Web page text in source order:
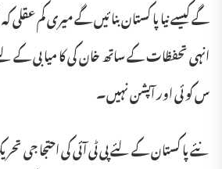
گے کیسے نیا پا کستان بنا ئیں گے میری کم عقلی
انہی تحفظات کے ساتھ خان کی کا میا بی کے
س کو ئی اور آپشن نہیں۔
نئے پا کستان کے لئے پی ٹی آئی کی احتجا جی